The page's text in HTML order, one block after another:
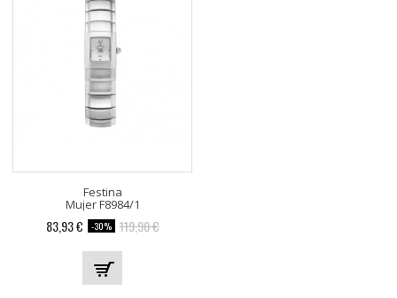
Festina
Mujer F8984/1
83,93 € -30% 119,90 €